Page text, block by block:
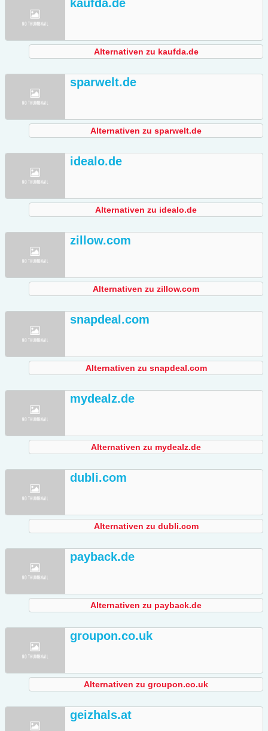
kaufda.de
Alternativen zu kaufda.de
sparwelt.de
Alternativen zu sparwelt.de
idealo.de
Alternativen zu idealo.de
zillow.com
Alternativen zu zillow.com
snapdeal.com
Alternativen zu snapdeal.com
mydealz.de
Alternativen zu mydealz.de
dubli.com
Alternativen zu dubli.com
payback.de
Alternativen zu payback.de
groupon.co.uk
Alternativen zu groupon.co.uk
geizhals.at